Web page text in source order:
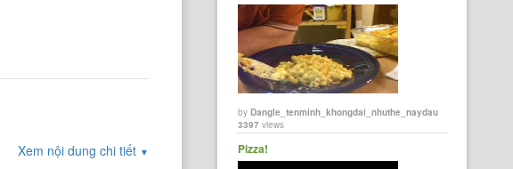
Xem nội dung chi tiết ▼
byDangle_tenminh_khongdai_nhuthe_naydau
3397 views
Pizza!